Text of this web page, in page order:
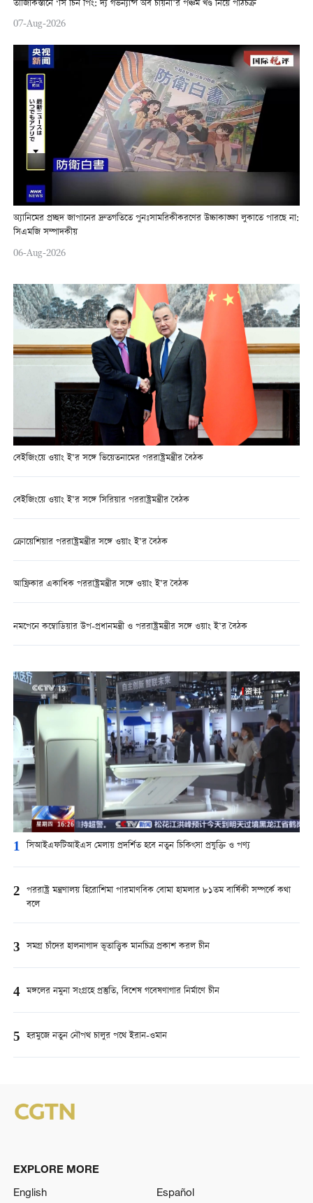
তাজিকিস্তানে ‘সি চিন পিং: দ্য গভর্ন্যান্স অব চায়না’র পঞ্চম খণ্ড নিয়ে পাঠচক্র
07-Aug-2026
অ্যানিমের প্রচ্ছদ জাপানের দ্রুতগতিতে পুনঃসামরিকীকরণের উচ্চাকাঙ্ক্ষা লুকাতে পারছে না:
সিএমজি সম্পাদকীয়
06-Aug-2026
বেইজিংয়ে ওয়াং ই’র সঙ্গে ভিয়েতনামের পররাষ্ট্রমন্ত্রীর বৈঠক
বেইজিংয়ে ওয়াং ই’র সঙ্গে সিরিয়ার পররাষ্ট্রমন্ত্রীর বৈঠক
ক্রোয়েশিয়ার পররাষ্ট্রমন্ত্রীর সঙ্গে ওয়াং ই’র বৈঠক
আফ্রিকার একাধিক পররাষ্ট্রমন্ত্রীর সঙ্গে ওয়াং ই’র বৈঠক
নমপেনে কম্বোডিয়ার উপ-প্রধানমন্ত্রী ও পররাষ্ট্রমন্ত্রীর সঙ্গে ওয়াং ই’র বৈঠক
1 সিআইএফটিআইএস মেলায় প্রদর্শিত হবে নতুন চিকিৎসা প্রযুক্তি ও পণ্য
2 পররাষ্ট্র মন্ত্রণালয় হিরোশিমা পারমাণবিক বোমা হামলার ৮১তম বার্ষিকী সম্পর্কে কথা
বলে
3 সমগ্র চাঁদের হালনাগাদ ভূতাত্ত্বিক মানচিত্র প্রকাশ করল চীন
4 মঙ্গলের নমুনা সংগ্রহে প্রস্তুতি, বিশেষ গবেষণাগার নির্মাণে চীন
5 হরমুজে নতুন নৌপথ চালুর পথে ইরান-ওমান
EXPLORE MORE
English
Español